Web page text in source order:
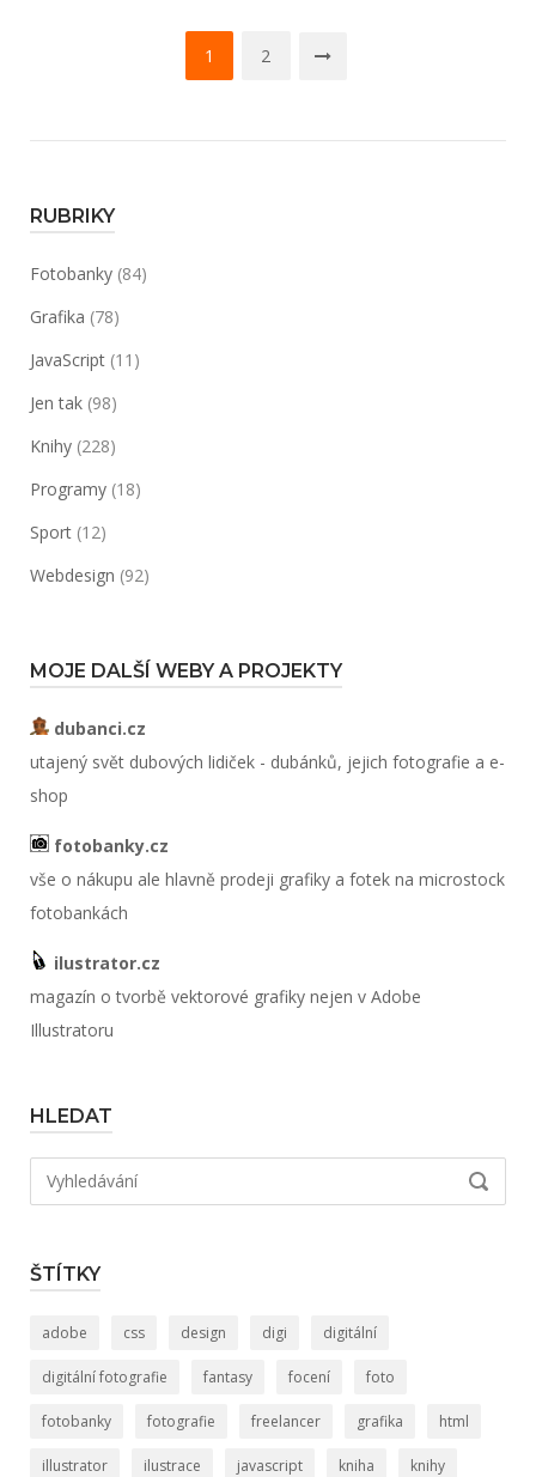
Photoshop
1 2
RUBRIKY
Fotobanky (84)
Grafika (78)
JavaScript (11)
Jen tak (98)
Knihy (228)
Programy (18)
Sport (12)
Webdesign (92)
MOJE DALŠÍ WEBY A PROJEKTY
dubanci.cz
utajený svět dubových lidiček - dubánků, jejich fotografie a e-
shop
fotobanky.cz
vše o nákupu ale hlavně prodeji grafiky a fotek na microstock
fotobankách
ilustrator.cz
magazín o tvorbě vektorové grafiky nejen v Adobe
Illustratoru
HLEDAT
Hledat:
ŠTÍTKY
adobe css design digi digitální
digitální fotografie fantasy focení foto
fotobanky fotografie freelancer grafika html
illustrator ilustrace javascript kniha knihy